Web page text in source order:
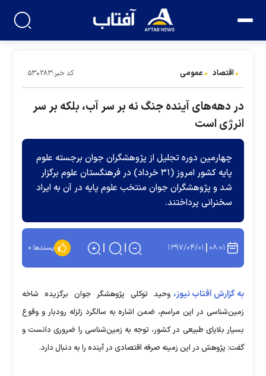
اقتصاد عمومی کد خبر:۵۳۰۲۸۳
در دهه‌های آینده جنگ نه بر سر آب، بلکه بر سر
انرژی است
چهارمین دوره تجلیل از پژوهشگران جوان برجسته علوم
پایه کشور امروز (۳۱ خرداد) در فرهنگستان علوم برگزار
شد و پژوهشگران جوان منتخب علوم پایه در آن به ایراد
سخنرانی پرداختند.
۰۸:۰۱ ۱۳۹۷/۰۴/۰۱ پسندها:۰
به گزارش آفتاب نیوز، وحید توکلی پژوهشگر جوان برگزیده شاخه
زمین‌شناسی در این مراسم، ضمن اشاره به سالگرد زلزله رودبار و وقوع
بسیار بلایای طبیعی در کشور، توجه به زمین‌شناسی را ضروری دانست و
گفت: پژوهش در این زمینه صرفه اقتصادی در آینده را به دنبال دارد.